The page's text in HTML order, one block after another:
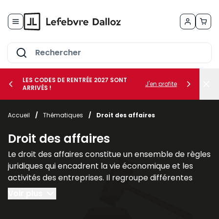
le sous-menu Vos métiers
le sous-menu Vos besoins
LES CODES DE RENTRÉE 2027 SONT
ARRIVÉS !
J'en profite
Accueil / Thématiques / Droit des affaires
Droit des affaires
Le droit des affaires constitue un ensemble de règles
juridiques qui encadrent la vie économique et les
activités des entreprises. Il regroupe différentes
branches du droit qui interviennent dans la création,
la gestion et la protection des sociétés ainsi que